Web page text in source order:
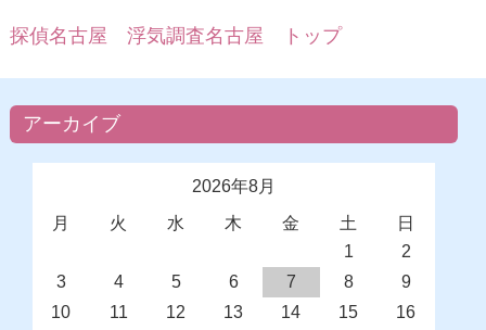
探偵名古屋 浮気調査名古屋 トップ
アーカイブ
2026年8月
月
火 水 木 金 土
日
1
2
3
4 5 6 7 8
9
10
11 12 13 14 15
16